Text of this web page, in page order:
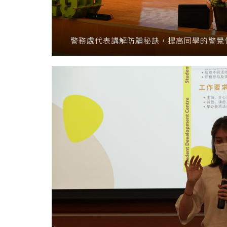
警務處代表講解防騙秘訣，提高同學的警覺